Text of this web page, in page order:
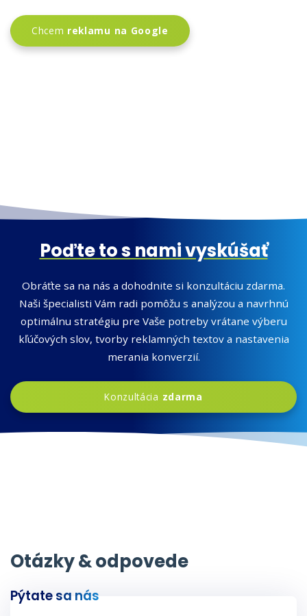
Chcem reklamu na Google
Poďte to s nami vyskúšať
Obráťte sa na nás a dohodnite si konzultáciu zdarma.
Naši špecialisti Vám radi pomôžu s analýzou a navrhnú
optimálnu stratégiu pre Vaše potreby vrátane výberu
kľúčových slov, tvorby reklamných textov a nastavenia
merania konverzií.
Konzultácia zdarma
Otázky & odpovede
Pýtate sa nás